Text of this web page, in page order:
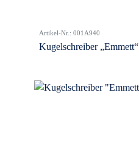
Artikel-Nr.: 001A940
Kugelschreiber „Emmett“